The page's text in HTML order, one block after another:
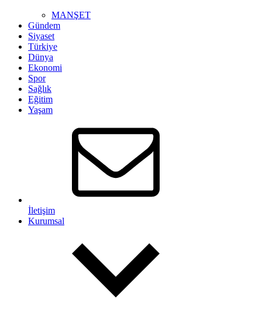
MANŞET
Gündem
Siyaset
Türkiye
Dünya
Ekonomi
Spor
Sağlık
Eğitim
Yaşam
İletişim
Kurumsal